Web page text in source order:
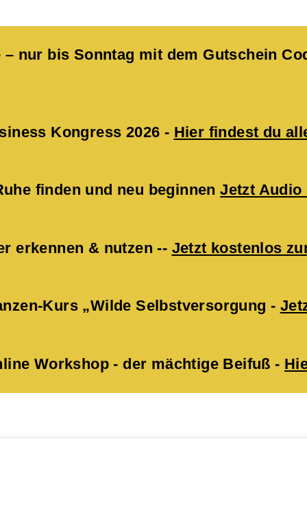
nur bis Sonntag mit dem Gutschein
Kongress 2026 - Hier findest du
finden und neu beginnenJetzt Audio
erkennen & nutzen -- Jetzt kostenlos
Kurs „Wilde Selbstversorgung -
Workshop - der mächtige Beifuß -